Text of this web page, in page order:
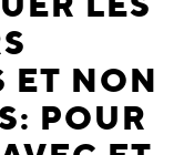
ET NON
POUR